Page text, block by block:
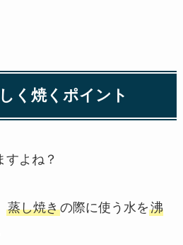
く焼くポイント
すよね？
蒸し焼きの際に使う水を沸